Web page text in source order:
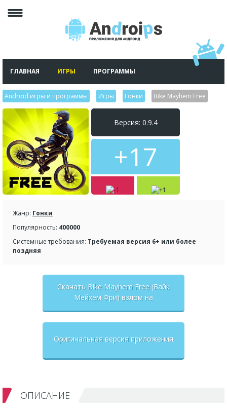
ГЛАВНАЯ ИГРЫ ПРОГРАММЫ
Android игры и программы Игры Гонки Bike Mayhem Free
Версия: 0.9.4
+17
Жанр: Гонки
Популярность: 400000
Системные требования: Требуемая версия 6+ или более
поздняя
Скачать Bike Mayhem Free (Байк
Мейхем Фри) взлом на
Оригинальная версия приложения
ОПИСАНИЕ